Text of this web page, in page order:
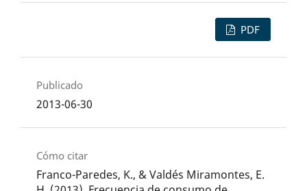
PDF
Publicado
2013-06-30
Cómo citar
Franco-Paredes, K., & Valdés Miramontes, E.